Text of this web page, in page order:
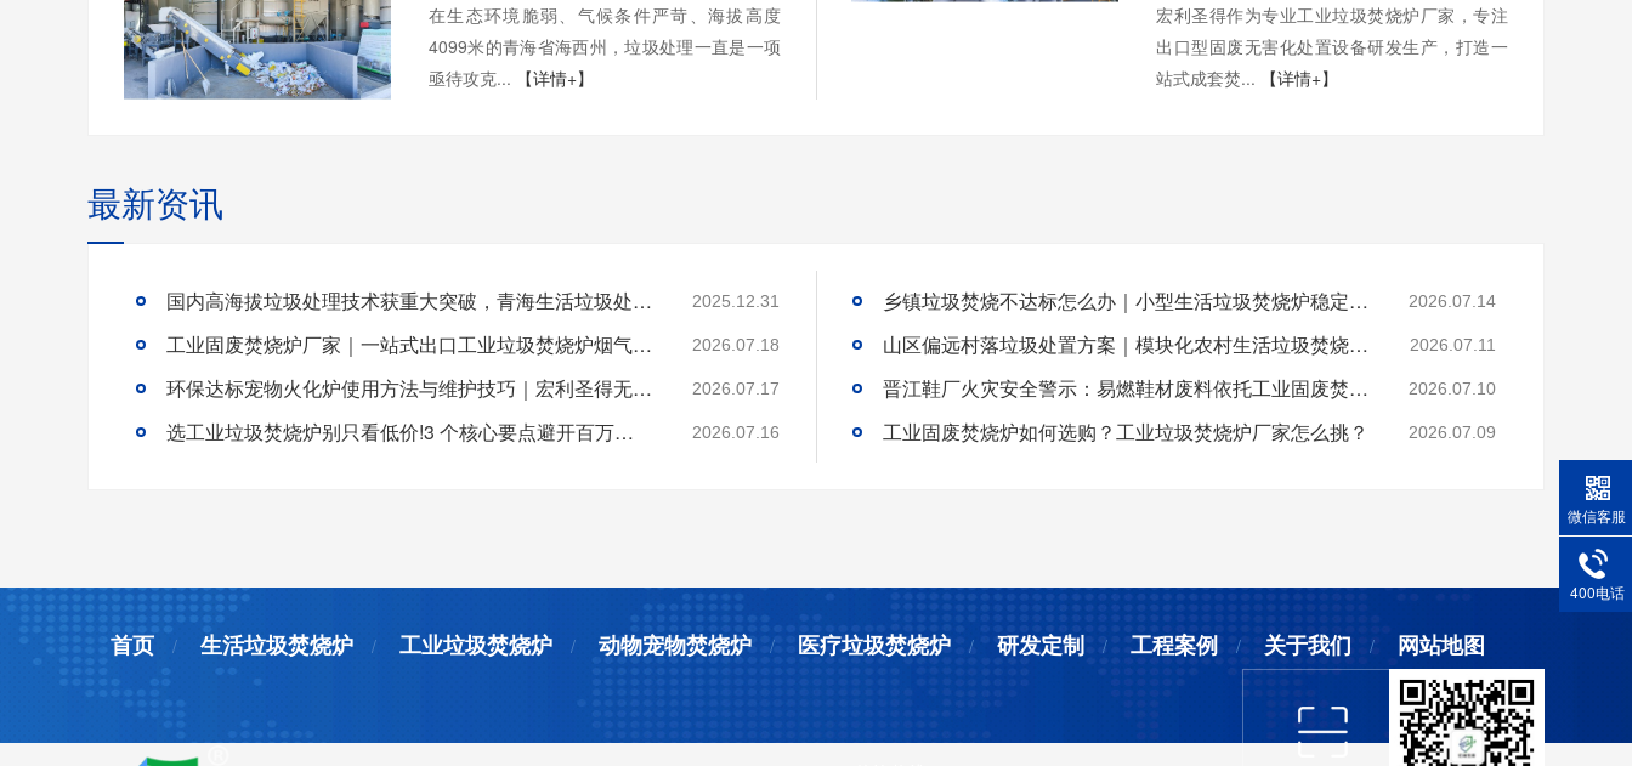
在生态环境脆弱、气候条件严苛、海拔高度
4099米的青海省海西州，垃圾处理一直是一项
亟待攻克...
【详情+】
宏利圣得作为专业工业垃圾焚烧炉厂家，专注
出口型固废无害化处置设备研发生产，打造一
站式成套焚...
【详情+】
最新资讯
国内高海拔垃圾处理技术获重大突破，青海生活垃圾处理项目树行业新标杆 2025.12.31
工业固废焚烧炉厂家｜一站式出口工业垃圾焚烧炉烟气检测环保达标 2026.07.18
环保达标宠物火化炉使用方法与维护技巧｜宏利圣得无害化火化设备科普 2026.07.17
选工业垃圾焚烧炉别只看低价!3 个核心要点避开百万损失 2026.07.16
乡镇垃圾焚烧不达标怎么办｜小型生活垃圾焚烧炉稳定达标解决方案 2026.07.14
山区偏远村落垃圾处置方案｜模块化农村生活垃圾焚烧炉就地达标焚烧 2026.07.11
晋江鞋厂火灾安全警示：易燃鞋材废料依托工业固废焚烧炉实现规范化安全处置 2026.07.10
工业固废焚烧炉如何选购？工业垃圾焚烧炉厂家怎么挑？ 2026.07.09
首页 生活垃圾焚烧炉 工业垃圾焚烧炉 动物宠物焚烧炉 医疗垃圾焚烧炉 研发定制 工程案例 关于我们 网站地图
微信客服
400电话